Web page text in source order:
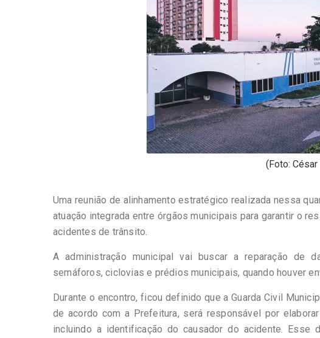
(Foto:
Uma reunião de alinhamento estratégico realizada nessa
atuação integrada entre órgãos municipais para garantir o
acidentes de trânsito.
A administração municipal vai buscar a reparação de
semáforos, ciclovias e prédios municipais, quando houver
Durante o encontro, ficou definido que a Guarda Civil
de acordo com a Prefeitura, será responsável por
incluindo a identificação do causador do acidente. Esse